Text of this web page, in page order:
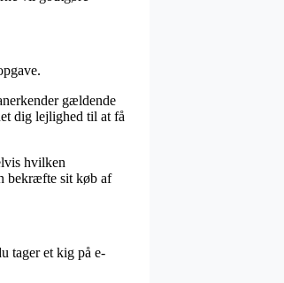
gældende
dig lejlighed til at få
hvilken
bekræfte sit køb af
tager et kig på e-